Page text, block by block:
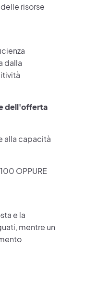
risorse
dalla
dell'offerta
alla capacità
OPPURE
e la
mentre un